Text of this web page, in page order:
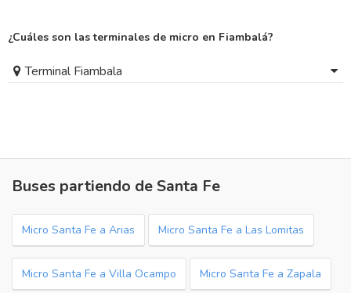
¿Cuáles son las terminales de micro en Fiambalá?
Terminal Fiambala
Buses partiendo de Santa Fe
Micro Santa Fe a Arias Micro Santa Fe a Las Lomitas
Micro Santa Fe a Villa Ocampo Micro Santa Fe a Zapala